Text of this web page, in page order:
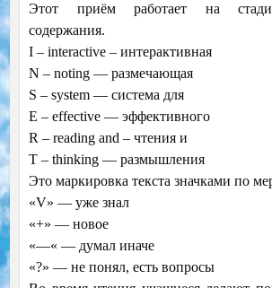
Этот приём работает на
содержания.
I – interactive – интерактивная
N – noting — размечающая
S – system — система для
E – effective — эффективного
R – reading and – чтения и
T – thinking — размышления
Это маркировка текста значками по
«V» — уже знал
«+» — новое
«—« — думал иначе
«?» — не понял, есть вопросы